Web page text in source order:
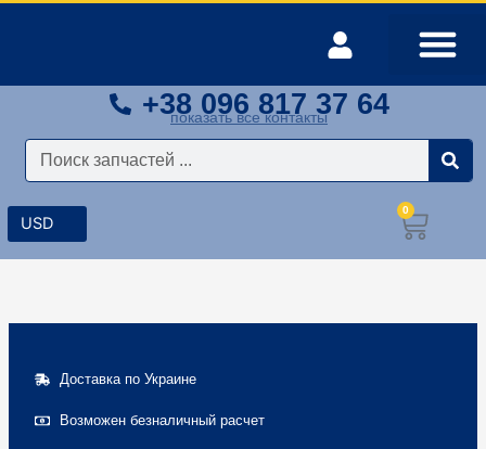
+38 096 817 37 64
показать все контакты
Поиск
0
Доставка по Украине
Возможен безналичный расчет